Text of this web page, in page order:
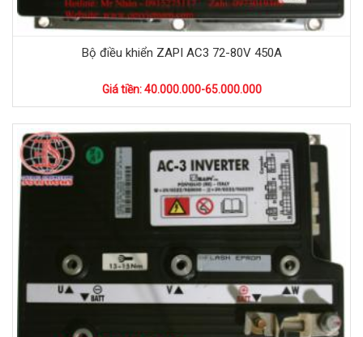
Bộ điều khiển ZAPI AC3 72-80V 450A
Giá tiền: 40.000.000-65.000.000